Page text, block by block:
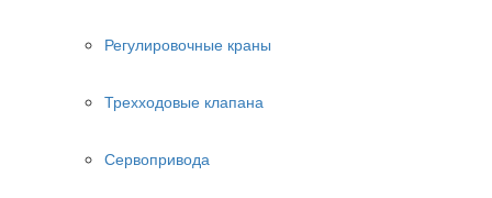
Регулировочные краны
Трехходовые клапана
Сервопривода